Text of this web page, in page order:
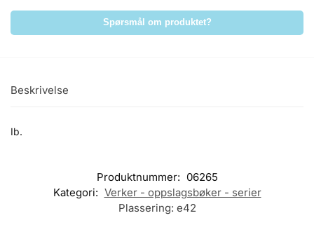
Spørsmål om produktet?
Beskrivelse
Ib.
Produktnummer: 06265
Kategori: Verker - oppslagsbøker - serier
Plassering: e42